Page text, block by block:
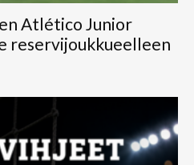
Atlético Junior
reservijoukkueelleen